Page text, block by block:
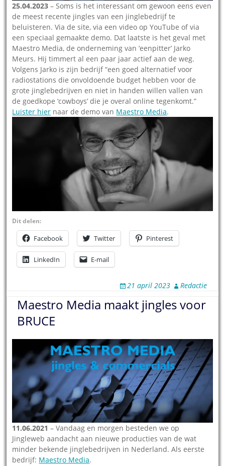
25.04.2023 – Soms is het interessant om gewoon eens even
de meest recente jingles van een jinglebedrijf te
beluisteren. Via de site, via een video op YouTube of via
een speciaal gemaakte demo. Dat laatste is het geval met
Maestro Media, de onderneming van ‘eenpitter’ Jarko
Meurs. Hij timmert al een paar jaar actief aan de weg.
Volgens Jarko is zijn bedrijf “een goed alternatief voor
radiostations die onvoldoende budget hebben voor de
grote jinglebedrijven en niet in handen willen vallen van
de goedkope ‘cowboys’ die je overal online tegenkomt.”
Luister hier naar de demo van Maestro Media.
Dit delen:
Facebook Twitter Pinterest
LinkedIn E-mail
21 april 2023 Redactie
Maestro Media maakt jingles voor
BRUCE
11.06.2021 – Vandaag en morgen besteden we op
Jingleweb aandacht aan nieuwe producties van de wat
minder bekende jinglebedrijven in Nederland. Als eerste
bedrijf: Maestro Media.